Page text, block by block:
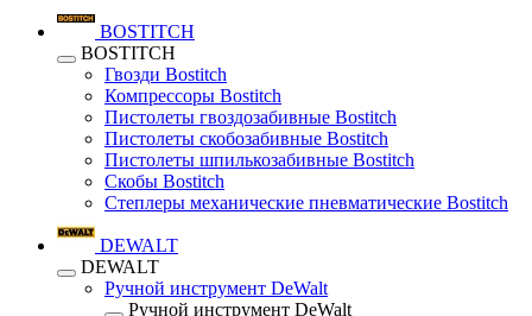
BOSTITCH
BOSTITCH
Гвозди Bostitch
Компрессоры Bostitch
Пистолеты гвоздозабивные Bostitch
Пистолеты скобозабивные Bostitch
Пистолеты шпилькозабивные Bostitch
Скобы Bostitch
Степлеры механические пневматические Bostitch
DEWALT
DEWALT
Ручной инструмент DeWalt
Ручной инструмент DeWalt